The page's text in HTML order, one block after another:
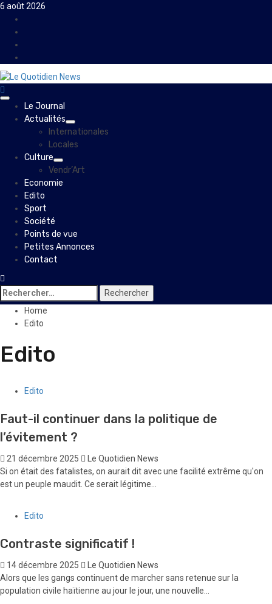
Skip
content
6 août 2026
Primary
Menu
Le Journal
Actualités
Internationales
Locales
Culture
Vendr’Art
Economie
Edito
Sport
Société
Points de vue
Petites Annonces
Contact
Rechercher :
Home
Edito
Edito
Edito
Faut-il continuer dans la politique de
l’évitement ?
21 décembre 2025
Le Quotidien News
Si on était des fatalistes, on aurait dit avec une facilité extrême qu'on
est un peuple maudit. Ce serait légitime...
Edito
Contraste significatif !
14 décembre 2025
Le Quotidien News
Alors que les gangs continuent de marcher sans retenue sur la
population civile haïtienne au jour le jour, une nouvelle...